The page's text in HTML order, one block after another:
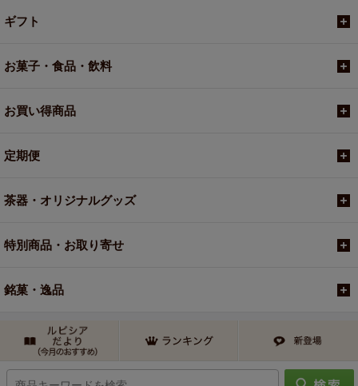
ギフト
お菓子・食品・飲料
お買い得商品
定期便
茶器・オリジナルグッズ
特別商品・お取り寄せ
銘菓・逸品